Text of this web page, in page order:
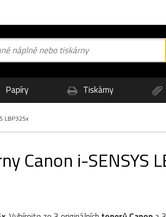
Papíry Tiskárny
LBP325x
Canon i-SENSYS